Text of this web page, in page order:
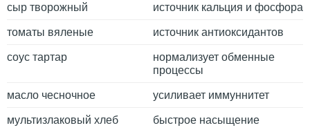
сыр творожный источник кальция и фосфора
томаты вяленые источник антиоксидантов
соус тартар
нормализует обменные
процессы
масло чесночное усиливает иммуннитет
мультизлаковый хлеб быстрое насыщение